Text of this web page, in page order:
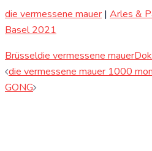
die vermessene mauer | Arles &
Basel 2021
Brüsseldie vermessene mauer
Beitragsnavigation
die vermessene mauer 1000
GONG